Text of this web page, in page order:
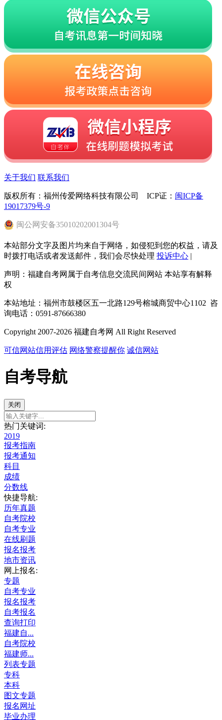
关于我们 联系我们
版权所有：福州传爱网络科技有限公司 ICP证： 闽ICP备
19017379号-9
闽公网安备35010202001304号
本站部分文字及图片均来自于网络，如侵犯到您的权益，请及
时拨打电话或者发送邮件，我们会尽快处理 投诉中心 |
声明：福建自考网属于自考信息交流民间网站 本站享有解释
权
本站地址：福州市鼓楼区五一北路129号榕城商贸中心1102 咨
询电话：0591-87666380
Copyright 2007-2026 福建自考网 All Right Reserved
可信网站信用评估 网络警察提醒你 诚信网站
自考导航
关闭
热门关键词:
2019
报考指南
报考通知
科目
成绩
分数线
快捷导航:
历年真题
自考院校
自考专业
在线刷题
报名报考
地市资讯
网上报名:
专题
自考专业
报名报考
自考报名
查询打印
福建自...
自考院校
福建师...
列表专题
专科
本科
图文专题
报名网址
毕业办理